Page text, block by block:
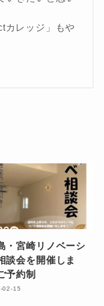
カレッジ」もや
・宮崎リノベーシ
談会を開催しま
予約制
02-15